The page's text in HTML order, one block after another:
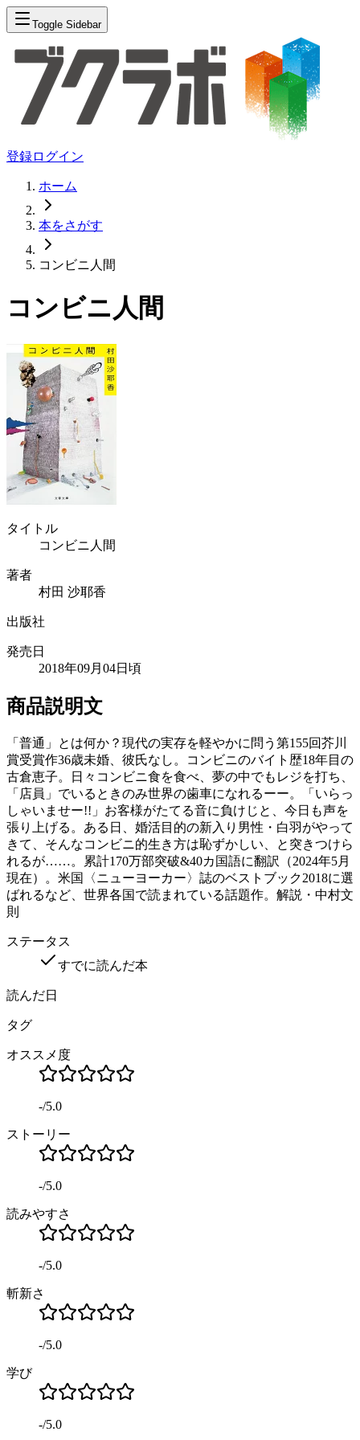
Toggle Sidebar
登録ログイン
ホーム
本をさがす
コンビニ人間
コンビニ人間
タイトル
コンビニ人間
著者
村田 沙耶香
出版社
発売日
2018年09月04日頃
商品説明文
「普通」とは何か？現代の実存を軽やかに問う第155回芥川
賞受賞作36歳未婚、彼氏なし。コンビニのバイト歴18年目の
古倉恵子。日々コンビニ食を食べ、夢の中でもレジを打ち、
「店員」でいるときのみ世界の歯車になれるーー。「いらっ
しゃいませー!!」お客様がたてる音に負けじと、今日も声を
張り上げる。ある日、婚活目的の新入り男性・白羽がやって
きて、そんなコンビニ的生き方は恥ずかしい、と突きつけら
れるが……。累計170万部突破&40カ国語に翻訳（2024年5月
現在）。米国〈ニューヨーカー〉誌のベストブック2018に選
ばれるなど、世界各国で読まれている話題作。解説・中村文
則
ステータス
すでに読んだ本
読んだ日
タグ
オススメ度
-/5.0
ストーリー
-/5.0
読みやすさ
-/5.0
斬新さ
-/5.0
学び
-/5.0